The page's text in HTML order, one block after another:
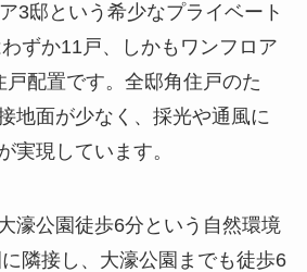
3邸という希少なプライベート
ずか11戸、しかもワンフロア
配置です。全邸角住戸のた
地面が少なく、採光や通風に
実現しています。
濠公園徒歩6分という自然環境
隣接し、大濠公園までも徒歩6